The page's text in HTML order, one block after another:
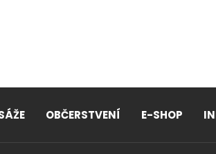
OBČERSTVENÍ E-SHOP